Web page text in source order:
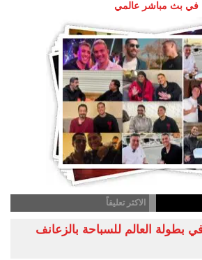
في بث مباشر عالمي
الاكثر تعليقاً
بطولة العالم للسباحة بالزعانف